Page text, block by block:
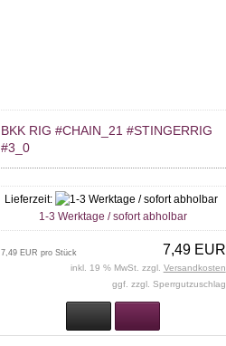
BKK RIG #CHAIN_21 #STINGERRIG
#3_0
Lieferzeit:
1-3 Werktage / sofort abholbar
7,49 EUR
7,49 EUR pro Stück
inkl. 19 % MwSt. zzgl. Versandkosten
ggf. zzgl. Sperrgutzuschlag